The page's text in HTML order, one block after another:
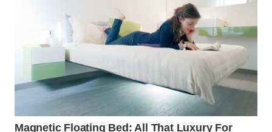
WAHANANEWS
CO ID
WAHANANEWS
NET
SPORT